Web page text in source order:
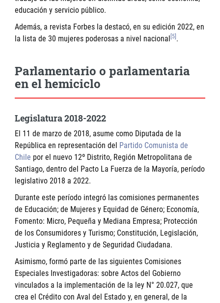
educación y servicio público.
Además, a revista Forbes la destacó, en su edición 2022, en
la lista de 30 mujeres poderosas a nivel nacional
[5] .
Parlamentario o parlamentaria
en el hemiciclo
Legislatura 2018-2022
El 11 de marzo de 2018, asume como Diputada de la
República en representación del Partido Comunista de
Chile por el nuevo 12º Distrito, Región Metropolitana de
Santiago, dentro del Pacto La Fuerza de la Mayoría, período
legislativo 2018 a 2022.
Durante este período integró las comisiones permanentes
de Educación; de Mujeres y Equidad de Género; Economía,
Fomento: Micro, Pequeña y Mediana Empresa; Protección
de los Consumidores y Turismo; Constitución, Legislación,
Justicia y Reglamento y de Seguridad Ciudadana.
Asimismo, formó parte de las siguientes Comisiones
Especiales Investigadoras: sobre Actos del Gobierno
vinculados a la implementación de la ley N° 20.027, que
crea el Crédito con Aval del Estado y, en general, de la